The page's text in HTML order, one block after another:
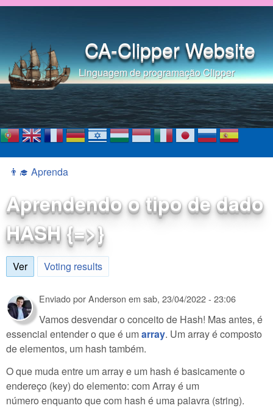
Pular para o conteúdo
CA-Clipper Website
Linguagem de programação Clipper
Você está aqui
👨‍🎓 Aprenda
Aprendendo o tipo de dado
HASH {=>}
Ver(aba ativa)
Voting results
Enviado porAnderson em sab, 23/04/2022 - 23:06
Vamos desvendar o conceito de Hash! Mas antes, é
essencial entender o que é umarray. Um array é composto
de elementos, um hash também.
O que muda entre um array e um hash é basicamente o
endereço (key) do elemento: com Array é um
número enquanto que com hash é uma palavra (string).